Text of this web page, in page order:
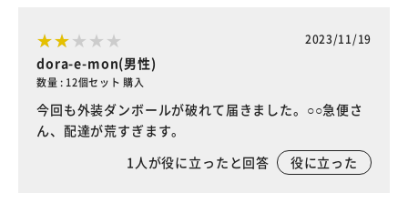
2023/11/19
dora-e-mon(男性)
数量 : 12個セット 購入
今回も外装ダンボールが破れて届きました。○○急便さ
ん、配達が荒すぎます。
1人が役に立ったと回答 役に立った